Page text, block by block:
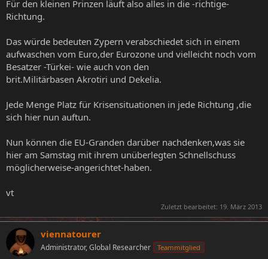
Für den kleinen Prinzen läuft also alles in die -richtige-
Richtung.
Das würde bedeuten Zypern verabschiedet sich in einem
aufwaschen vom Euro,der Eurozone und vielleicht noch vom
Besatzer -Türkei- wie auch von den
brit.Militärbasen Akrotiri und Dekelia.
Jede Menge Platz für Krisensituationen in jede Richtung ,die
sich hier nun auftun.
Nun können die EU-Granden darüber nachdenken,was sie
hier am Samstag mit ihrem unüberlegten Schnellschuss
möglicherweise-angerichtet-haben.
vt
Zuletzt bearbeitet: 19. März 2013
viennatourer
Administrator, Global Researcher Teammitglied